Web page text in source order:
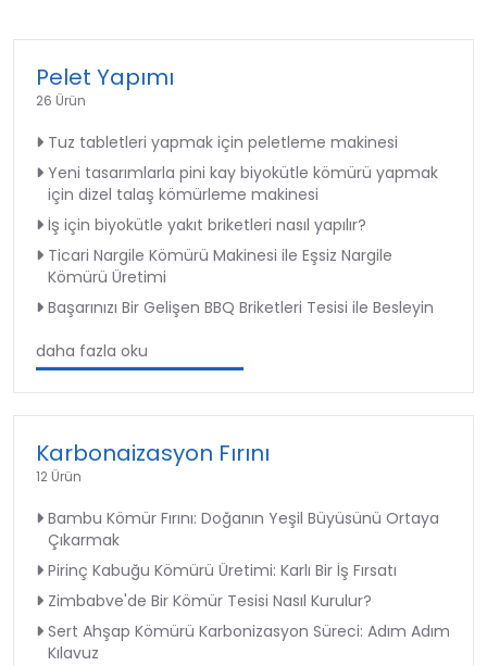
Pelet Yapımı
26 Ürün
Tuz tabletleri yapmak için peletleme makinesi
Yeni tasarımlarla pini kay biyokütle kömürü yapmak
için dizel talaş kömürleme makinesi
İş için biyokütle yakıt briketleri nasıl yapılır?
Ticari Nargile Kömürü Makinesi ile Eşsiz Nargile
Kömürü Üretimi
Başarınızı Bir Gelişen BBQ Briketleri Tesisi ile Besleyin
daha fazla oku
Karbonaizasyon Fırını
12 Ürün
Bambu Kömür Fırını: Doğanın Yeşil Büyüsünü Ortaya
Çıkarmak
Pirinç Kabuğu Kömürü Üretimi: Karlı Bir İş Fırsatı
Zimbabve'de Bir Kömür Tesisi Nasıl Kurulur?
Sert Ahşap Kömürü Karbonizasyon Süreci: Adım Adım
Kılavuz